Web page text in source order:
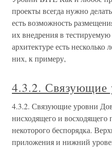
проекты всегда нужно
есть возможность
их внедрения в
архитектуре есть
них, к примеру,
4.3.2. Связующие
4.3.2. Связующие уровни
нисходящего и восходящего
некоторого беспорядка.
приложения и нижний